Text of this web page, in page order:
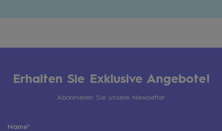
Erhalten Sie Exklusive Angebote!
Abonnieren Sie unsere Newsletter